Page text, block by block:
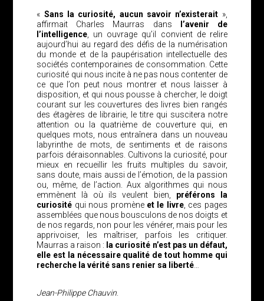
« Sans la curiosité, aucun savoir n’existerait »,
affirmait Charles Maurras dans
l’avenir de
l’intelligence, un ouvrage qu’il convient de relire
aujourd’hui au regard des défis de la numérisation
du monde et de la paupérisation intellectuelle des
sociétés contemporaines de consommation. Cette
curiosité qui nous incite à ne pas nous contenter de
ce que l’on peut nous montrer et nous laisser à
disposition, et qui nous pousse à chercher, le doigt
courant sur les couvertures des livres bien rangés
des étagères de librairie, le titre qui suscitera notre
attention ou la quatrième de couverture qui, en
quelques mots, nous entraînera dans un nouveau
labyrinthe de mots, de sentiments et de raisons
parfois déraisonnables. Cultivons la curiosité, pour
mieux en recueillir les fruits multiples du savoir,
sans doute, mais aussi de l’émotion, de la passion
ou, même, de l’action. Aux algorithmes qui nous
emmènent là où ils veulent bien, préférons la
curiosité qui nous promène et le livre, ces pages
assemblées que nous bousculons de nos doigts et
de nos regards, non pour les vénérer, mais pour les
apprivoiser, les maîtriser, parfois les critiquer.
Maurras a raison : la curiosité n’est pas un défaut,
elle est la nécessaire qualité de tout homme qui
recherche la vérité sans renier sa liberté…
Jean-Philippe Chauvin.